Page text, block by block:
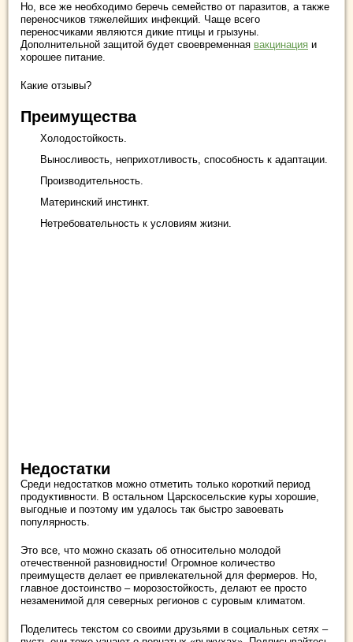
Но, все же необходимо беречь семейство от паразитов, а также
переносчиков тяжелейших инфекций. Чаще всего
переносчиками являются дикие птицы и грызуны.
Дополнительной защитой будет своевременная вакцинация и
хорошее питание.
Какие отзывы?
Преимущества
Холодостойкость.
Выносливость, неприхотливость, способность к адаптации.
Производительность.
Материнский инстинкт.
Нетребовательность к условиям жизни.
Недостатки
Среди недостатков можно отметить только короткий период
продуктивности. В остальном Царскосельские куры хорошие,
выгодные и поэтому им удалось так быстро завоевать
популярность.
Это все, что можно сказать об относительно молодой
отечественной разновидности! Огромное количество
преимуществ делает ее привлекательной для фермеров. Но,
главное достоинство – морозостойкость, делают ее просто
незаменимой для северных регионов с суровым климатом.
Поделитесь текстом со своими друзьями в социальных сетях –